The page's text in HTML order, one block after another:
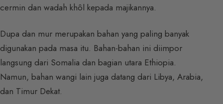
cermin dan wadah khôl kepada majikannya.
Dupa dan mur merupakan bahan yang paling banyak
digunakan pada masa itu. Bahan-bahan ini diimpor
langsung dari Somalia dan bagian utara Ethiopia.
Namun, bahan wangi lain juga datang dari Libya, Arabia,
dan Timur Dekat.